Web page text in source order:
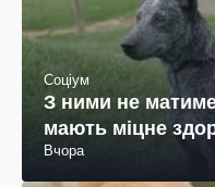
Соціум
З ними не
мають міцне
Вчора